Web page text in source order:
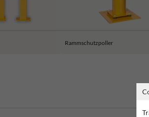
Rammschutzpoller